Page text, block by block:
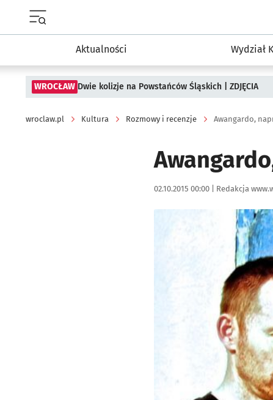
Aktualności Wydział
WROCŁAW Dwie kolizje na Powstańców Śląskich | ZDJĘCIA
wroclaw.pl Kultura Rozmowy i recenzje Awangardo,
Data publikacji:
02.10.2015 00:00 | Autor:
Redakcja
Kliknij, aby powiększyć